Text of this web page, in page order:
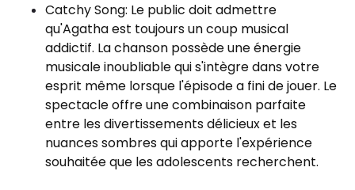
Catchy Song: Le public doit admettre
qu'Agatha est toujours un coup musical
addictif. La chanson possède une énergie
musicale inoubliable qui s'intègre dans votre
esprit même lorsque l'épisode a fini de jouer. Le
spectacle offre une combinaison parfaite
entre les divertissements délicieux et les
nuances sombres qui apporte l'expérience
souhaitée que les adolescents recherchent.